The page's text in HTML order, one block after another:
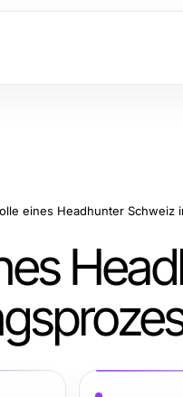
eines Headhunter Schweiz